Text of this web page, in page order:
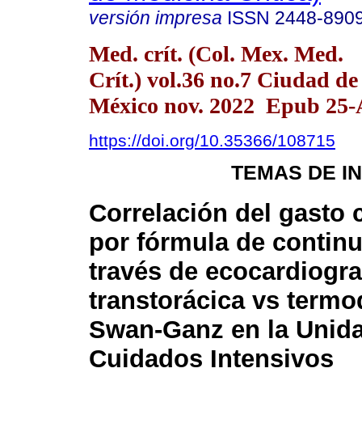
versión impresa ISSN 2448-
Med. crít. (Col. Mex. Med.
Crít.) vol.36 no.7 Ciudad de
México nov. 2022 Epub 25-
https://doi.org/10.35366/108715
TEMAS DE
Correlación del gasto
por fórmula de
través de
transtorácica vs
Swan-Ganz en la
Cuidados Intensivos